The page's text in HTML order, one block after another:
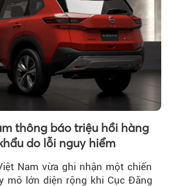
thông báo triệu hồi hàng
do lỗi nguy hiểm
Nam vừa ghi nhận một chiến
mô lớn diện rộng khi Cục Đăng